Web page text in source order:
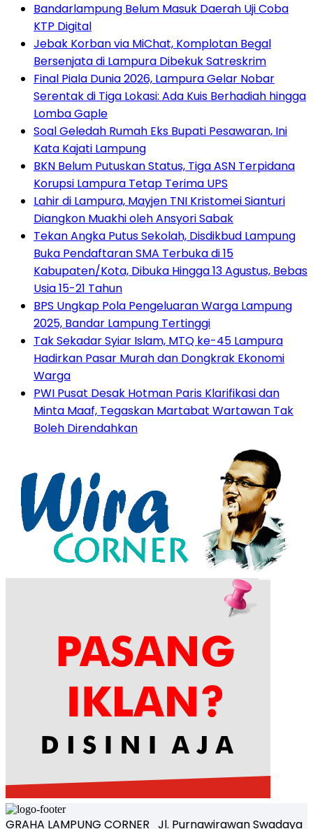
Bandarlampung Belum Masuk Daerah Uji Coba
KTP Digital
Jebak Korban via MiChat, Komplotan Begal
Bersenjata di Lampura Dibekuk Satreskrim
Final Piala Dunia 2026, Lampura Gelar Nobar
Serentak di Tiga Lokasi: Ada Kuis Berhadiah hingga
Lomba Gaple
Soal Geledah Rumah Eks Bupati Pesawaran, Ini
Kata Kajati Lampung
BKN Belum Putuskan Status, Tiga ASN Terpidana
Korupsi Lampura Tetap Terima UPS
Lahir di Lampura, Mayjen TNI Kristomei Sianturi
Diangkon Muakhi oleh Ansyori Sabak
Tekan Angka Putus Sekolah, Disdikbud Lampung
Buka Pendaftaran SMA Terbuka di 15
Kabupaten/Kota, Dibuka Hingga 13 Agustus, Bebas
Usia 15-21 Tahun
BPS Ungkap Pola Pengeluaran Warga Lampung
2025, Bandar Lampung Tertinggi
Tak Sekadar Syiar Islam, MTQ ke-45 Lampura
Hadirkan Pasar Murah dan Dongkrak Ekonomi
Warga
PWI Pusat Desak Hotman Paris Klarifikasi dan
Minta Maaf, Tegaskan Martabat Wartawan Tak
Boleh Direndahkan
GRAHA LAMPUNG CORNER Jl. Purnawirawan Swadaya